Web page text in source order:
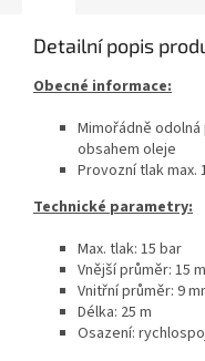
Detailní popis
Obecné informace:
Mimořádně
obsahem oleje
Provozní tlak max.
Technické parametry:
Max. tlak: 15 bar
Vnější průměr: 15
Vnitřní průměr: 9
Délka: 25 m
Osazení: